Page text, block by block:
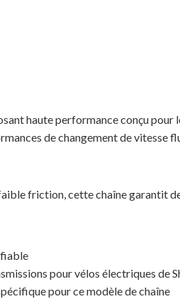
haute performance conçu
de changement de vitesse
friction, cette chaîne garantit
fiable
pour vélos électriques de
pour ce modèle de chaîne